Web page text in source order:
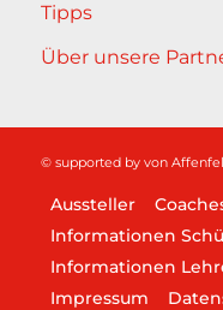
Tipps
Über unsere
© supported by von
Aussteller
Informationen
Informationen
Impressum